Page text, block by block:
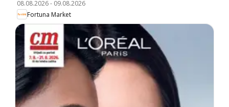
08.08.2026- 09.08.2026
Fortuna Market